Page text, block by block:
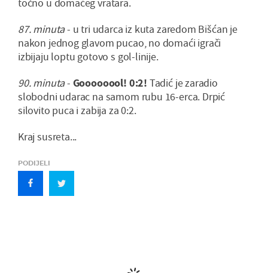
točno u domaćeg vratara.
87. minuta- u tri udarca iz kuta zaredom Bišćan je
nakon jednog glavom pucao, no domaći igrači
izbijaju loptu gotovo s gol-linije.
90. minuta- Goooooool! 0:2! Tadić je zaradio
slobodni udarac na samom rubu 16-erca. Drpić
silovito puca i zabija za 0:2.
Kraj susreta...
PODIJELI